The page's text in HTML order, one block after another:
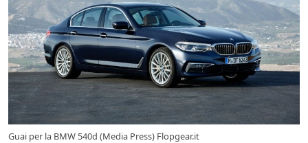
Guai per la BMW 540d (Media Press) Flopgear.it